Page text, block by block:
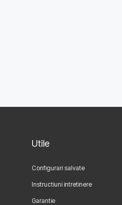
Utile
Configurari salvate
Instructiuni intretinere
Garantie